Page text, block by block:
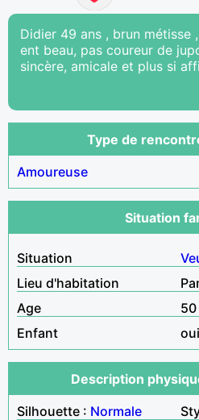
Didier 49 ans , brun métisse
ent beau, pas coureur de
sincère, amicale et plus si
Type de
Amoureuse
Situation
Situation
Lieu d'habitation
Age
50
Enfant
oui
Description
Silhouette : Normale